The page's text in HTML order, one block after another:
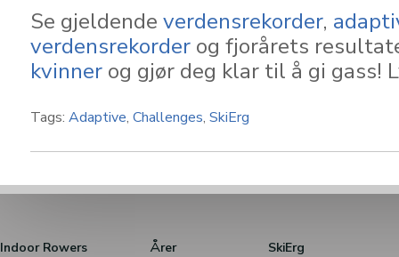
Se gjeldende verdensrekorder,
verdensrekorder og fjorårets
kvinner og gjør deg klar til å gi gass!
Tags: Adaptive, Challenges, SkiErg
Indoor Rowers
Årer
SkiErg